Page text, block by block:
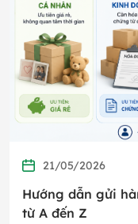
21/05/2026
Hướng dẫn gửi
từ A đến Z